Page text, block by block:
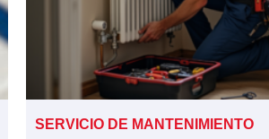
SERVICIO DE MANTENIMIENTO